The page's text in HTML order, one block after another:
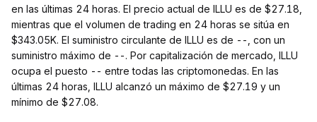
en las últimas 24 horas. El precio actual de ILLU es de $27.18,
mientras que el volumen de trading en 24 horas se sitúa en
$343.05K. El suministro circulante de ILLU es de --, con un
suministro máximo de --. Por capitalización de mercado, ILLU
ocupa el puesto -- entre todas las criptomonedas. En las
últimas 24 horas, ILLU alcanzó un máximo de $27.19 y un
mínimo de $27.08.